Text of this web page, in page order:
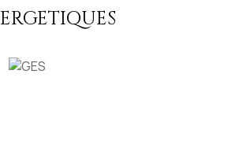
qui le sépare de la place du château et du
à visiter sans tarder !